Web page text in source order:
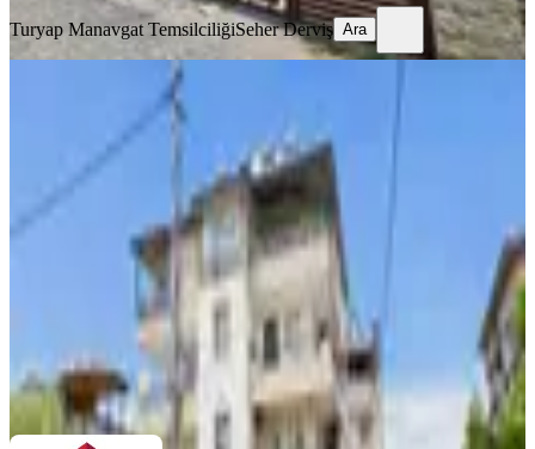
Turyap Manavgat TemsilciliğiSeher Derviş Ara
Gültepe Mahallesinde Muhteşem
Daire Satılık
Manavgat, Hatipler Mahallesi
3+1·170 m² ·4. Kat·
5.600.000 ₺ 5.700.000 ₺
Era Maximum Halime Peker
Ara